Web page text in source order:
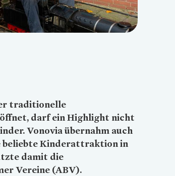
traditionelle
darf ein Highlight nicht
Vonoviaübernahm auch
beliebte Kinderattraktion in
damit die
Vereine (ABV).